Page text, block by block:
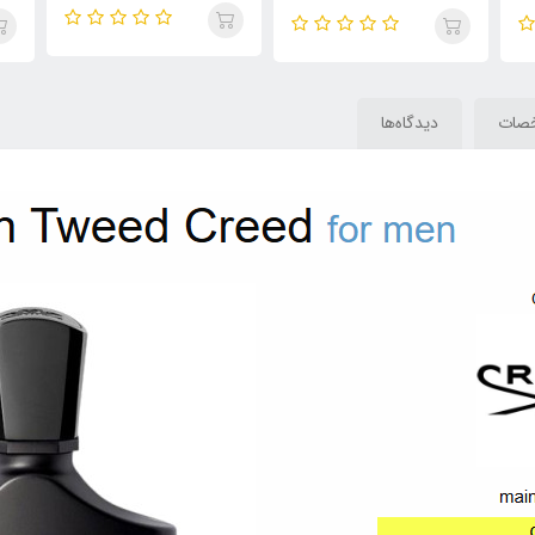
( Twenty Four Gold)Gold
Oud Edition 24
گرین ایریش توید( Venti
دیدگاه‌ها